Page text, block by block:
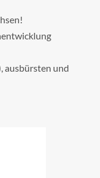
ausbürsten und